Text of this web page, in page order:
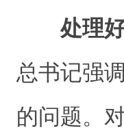
处理
总书记强
的问题。